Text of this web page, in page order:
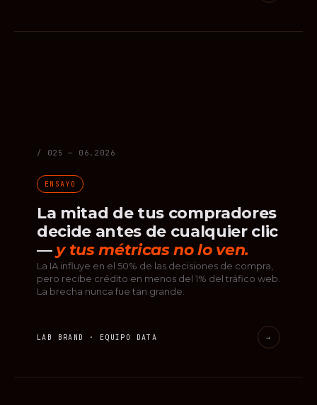
/ 025 — 06.2026
ENSAYO
La mitad de tus compradores
decide antes de cualquier clic
— y tus métricas no lo ven.
La IA influye en el 50% de las decisiones de compra,
pero recibe crédito en menos del 1% del tráfico web.
La brecha nunca fue tan grande.
LAB BRAND · EQUIPO DATA →